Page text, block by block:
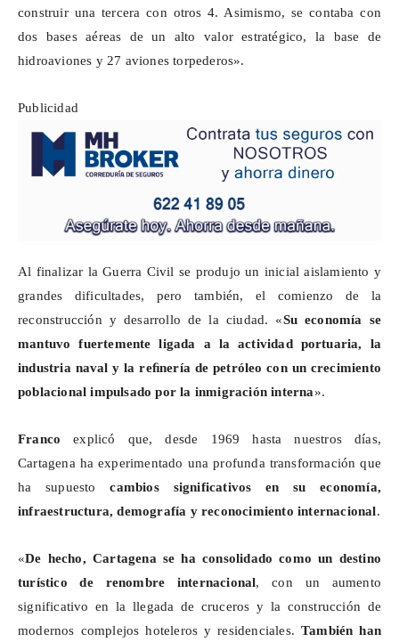
construir una tercera con otros 4. Asimismo, se contaba con
dos bases aéreas de un alto valor estratégico, la base de
hidroaviones y 27 aviones torpederos».
Publicidad
Al finalizar la Guerra Civil se produjo un inicial aislamiento y
grandes dificultades, pero también, el comienzo de la
reconstrucción y desarrollo de la ciudad. «Su economía se
mantuvo fuertemente ligada a la actividad portuaria, la
industria naval y lareﬁnería de petróleo con un crecimiento
poblacional impulsado por la inmigración interna».
Franco explicó que, desde 1969 hasta nuestros días,
Cartagena ha experimentado una profunda transformación que
ha supuestocambios significativos en su economía,
infraestructura, demografía y reconocimiento internacional.
«De hecho, Cartagena se ha consolidado como un destino
turístico de renombre internacional, con un aumento
significativo en la llegada de cruceros y la construcción de
modernos complejos hoteleros y residenciales.También han